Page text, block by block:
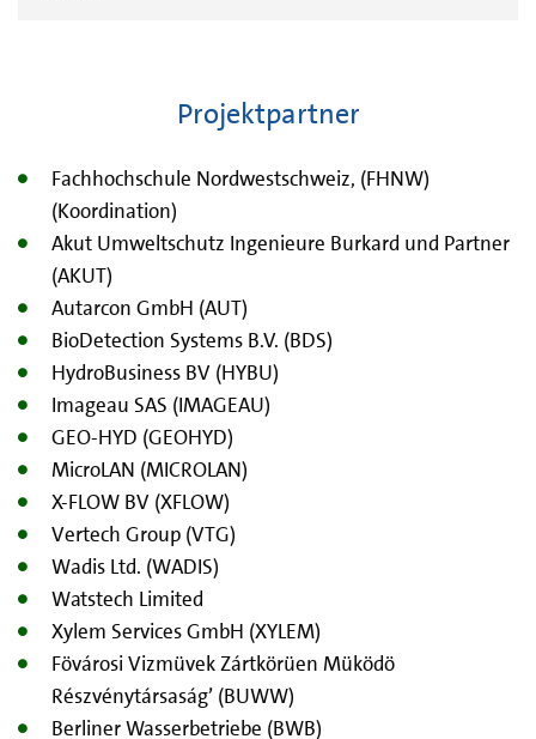
Projektpartner
Fachhochschule Nordwestschweiz, (FHNW)
(Koordination)
Akut Umweltschutz Ingenieure Burkard und Partner
(AKUT)
Autarcon GmbH (AUT)
BioDetection Systems B.V. (BDS)
HydroBusiness BV (HYBU)
Imageau SAS (IMAGEAU)
GEO-HYD (GEOHYD)
MicroLAN (MICROLAN)
X-FLOW BV (XFLOW)
Vertech Group (VTG)
Wadis Ltd. (WADIS)
Watstech Limited
Xylem Services GmbH (XYLEM)
Fövárosi Vizmüvek Zártkörüen Müködö
Részvénytársaság’ (BUWW)
Berliner Wasserbetriebe (BWB)